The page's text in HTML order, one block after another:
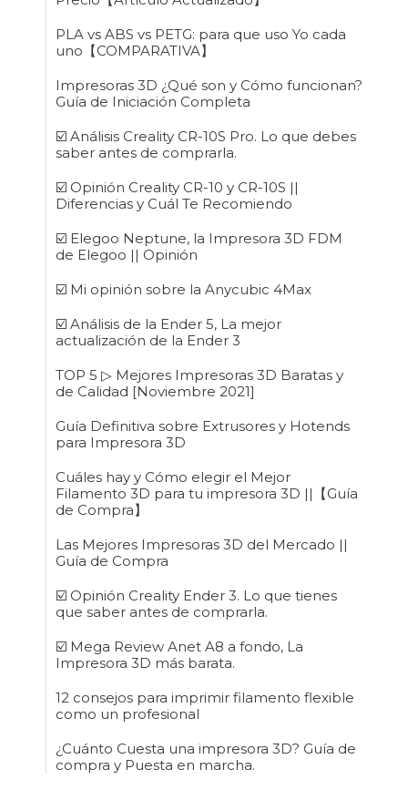
PLA vs ABS vs PETG: para que uso Yo cada
uno【COMPARATIVA】
Impresoras 3D ¿Qué son y Cómo funcionan?
Guía de Iniciación Completa
☑️ Análisis Creality CR-10S Pro. Lo que debes
saber antes de comprarla.
☑️ Opinión Creality CR-10 y CR-10S ||
Diferencias y Cuál Te Recomiendo
☑️ Elegoo Neptune, la Impresora 3D FDM
de Elegoo || Opinión
☑️ Mi opinión sobre la Anycubic 4Max
☑️ Análisis de la Ender 5, La mejor
actualización de la Ender 3
TOP 5 ▷ Mejores Impresoras 3D Baratas y
de Calidad [Noviembre 2021]
Guía Definitiva sobre Extrusores y Hotends
para Impresora 3D
Cuáles hay y Cómo elegir el Mejor
Filamento 3D para tu impresora 3D ||【Guía
de Compra】
Las Mejores Impresoras 3D del Mercado ||
Guía de Compra
☑️ Opinión Creality Ender 3. Lo que tienes
que saber antes de comprarla.
☑️ Mega Review Anet A8 a fondo, La
Impresora 3D más barata.
12 consejos para imprimir filamento flexible
como un profesional
¿Cuánto Cuesta una impresora 3D? Guía de
compra y Puesta en marcha.